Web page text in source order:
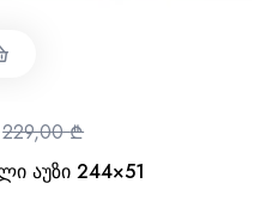
აუზი 244×51
229,00₾